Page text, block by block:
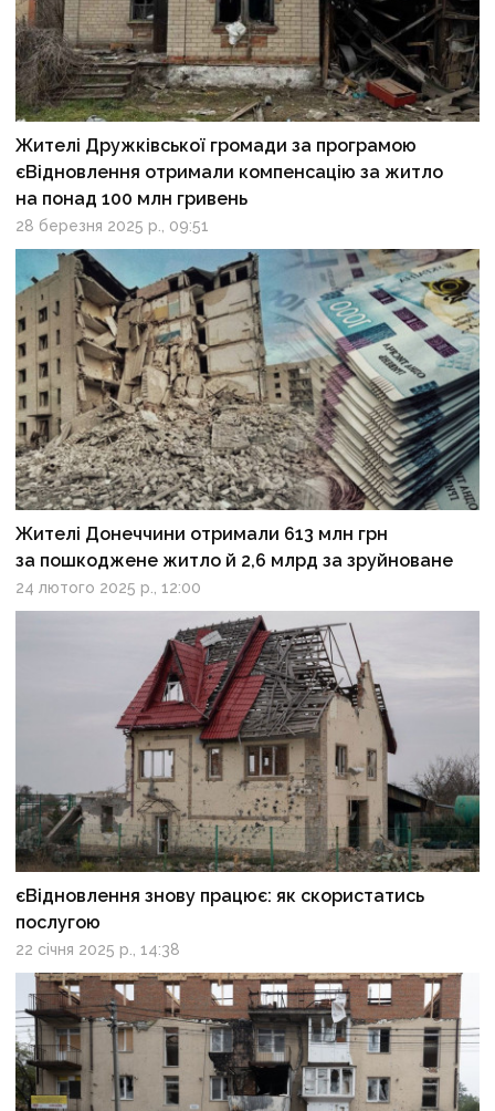
Жителі Дружківської громади за програмою
єВідновлення отримали компенсацію за житло
на понад 100 млн гривень
28 березня 2025 р., 09:51
Жителі Донеччини отримали 613 млн грн
за пошкоджене житло й 2,6 млрд за зруйноване
24 лютого 2025 р., 12:00
єВідновлення знову працює: як скористатись
послугою
22 січня 2025 р., 14:38